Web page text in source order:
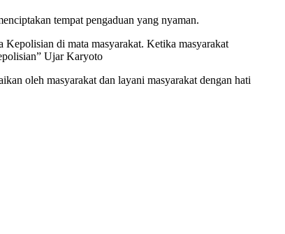
tempat pengaduan yang nyaman.
Kepolisian di mata masyarakat. Ketika masyarakat
Ujar Karyoto
oleh masyarakat dan layani masyarakat dengan hati